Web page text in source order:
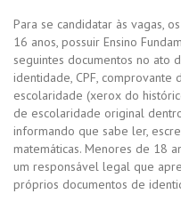
Para se candidatar às vagas,
16 anos, possuir Ensino
seguintes documentos no ato
identidade, CPF, comprovante
escolaridade (xerox do
de escolaridade original
informando que sabe ler,
matemáticas. Menores de 18
um responsável legal que
próprios documentos de